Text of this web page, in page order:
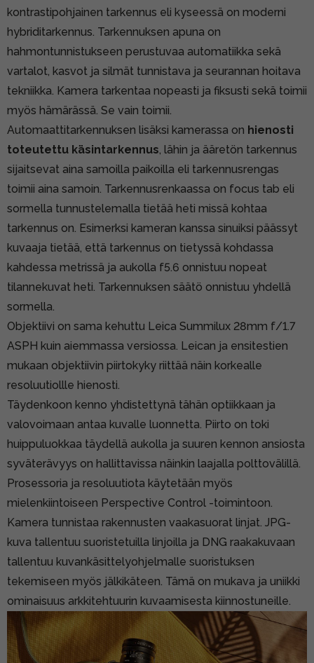
kontrastipohjainen tarkennus eli kyseessä on moderni
hybriditarkennus. Tarkennuksen apuna on
hahmontunnistukseen perustuvaa automatiikka sekä
vartalot, kasvot ja silmät tunnistava ja seurannan hoitava
tekniikka. Kamera tarkentaa nopeasti ja fiksusti sekä toimii
myös hämärässä. Se vain toimii.
Automaattitarkennuksen lisäksi kamerassa on hienosti
toteutettu käsintarkennus, lähin ja ääretön tarkennus
sijaitsevat aina samoilla paikoilla eli tarkennusrengas
toimii aina samoin. Tarkennusrenkaassa on focus tab eli
sormella tunnustelemalla tietää heti missä kohtaa
tarkennus on. Esimerksi kameran kanssa sinuiksi päässyt
kuvaaja tietää, että tarkennus on tietyssä kohdassa
kahdessa metrissä ja aukolla f5.6 onnistuu nopeat
tilannekuvat heti. Tarkennuksen säätö onnistuu yhdellä
sormella.
Objektiivi on sama kehuttu Leica Summilux 28mm f/1.7
ASPH kuin aiemmassa versiossa. Leican ja ensitestien
mukaan objektiivin piirtokyky riittää näin korkealle
resoluutiollle hienosti.
Täydenkoon kenno yhdistettynä tähän optiikkaan ja
valovoimaan antaa kuvalle luonnetta. Piirto on toki
huippuluokkaa täydellä aukolla ja suuren kennon ansiosta
syväterävyys on hallittavissa näinkin laajalla polttovälillä.
Prosessoria ja resoluutiota käytetään myös
mielenkiintoiseen Perspective Control -toimintoon.
Kamera tunnistaa rakennusten vaakasuorat linjat. JPG-
kuva tallentuu suoristetuilla linjoilla ja DNG raakakuvaan
tallentuu kuvankäsittelyohjelmalle suoristuksen
tekemiseen myös jälkikäteen. Tämä on mukava ja uniikki
ominaisuus arkkitehtuurin kuvaamisesta kiinnostuneille.